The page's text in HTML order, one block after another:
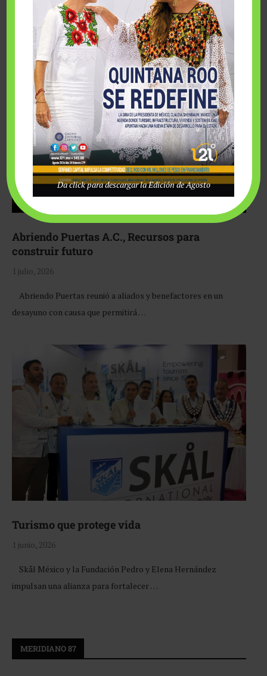
Fairmont Mayakoba y Make-A-Wish México unieron
esfuerzos para hacer realidad el deseo de una …
Abriendo Puertas A.C., Recursos para
construir futuro
1 julio, 2026
Abriendo Puertas reunió a aliados y benefactores en un
desayuno con causa que permitirá …
Turismo que protege vida
1 junio, 2026
Skål México y la Fundación Pedro y Elena Hernández
impulsan una alianza para fortalecer …
MERIDIANO 87
Da click para descargar la Edición de Agosto